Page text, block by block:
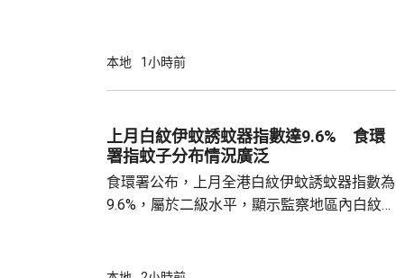
紙」。至於涉嫌聘用相關非法勞工的僱主，入
本地 1小時前
上月白紋伊蚊誘蚊器指數達9.6% 食環
署指蚊子分布情況廣泛
食環署公布，上月全港白紋伊蚊誘蚊器指數為
9.6%，屬於二級水平，顯示監察地區內白紋伊
德、長沙灣及馬鞍山，大多位於區內的私人住